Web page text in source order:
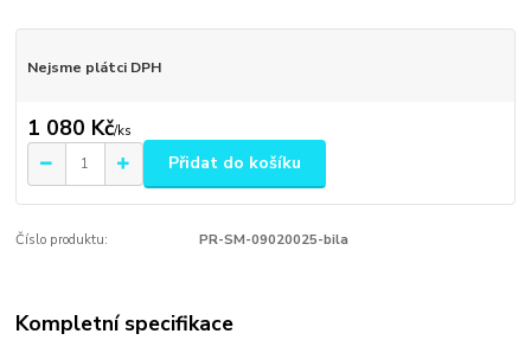
Nejsme plátci DPH
1 080 Kč/ks
Přidat do košíku
Číslo produktu: PR-SM-09020025-bila
Kompletní specifikace